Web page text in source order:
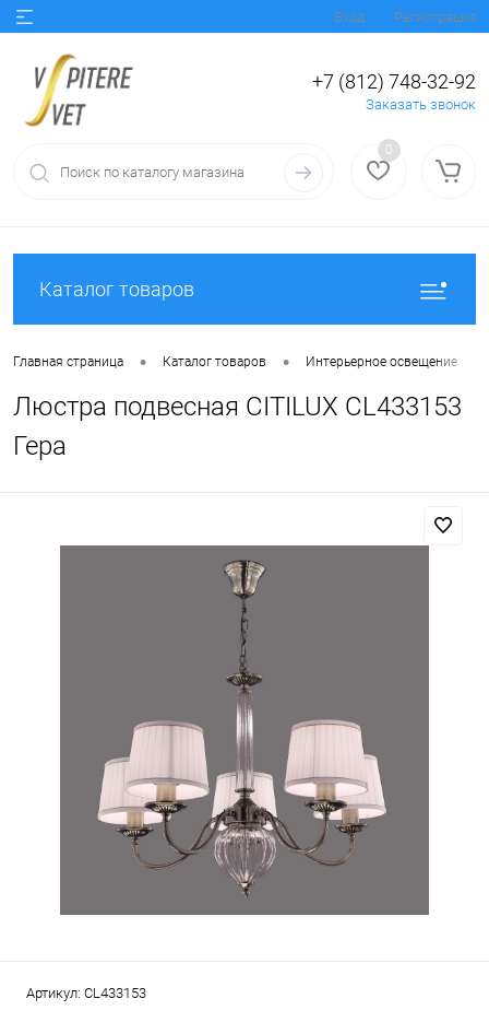
Вход Регистрация
+7 (812) 748-32-92
Заказать звонок
0
Каталог товаров
Главная страница • Каталог товаров • Интерьерное освещение
Люстра подвесная CITILUX CL433153
Гера
Артикул: CL433153